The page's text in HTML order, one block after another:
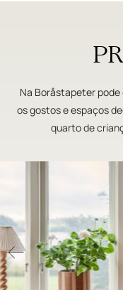
Na Boråstapeter
os gostos e espaços
quarto de